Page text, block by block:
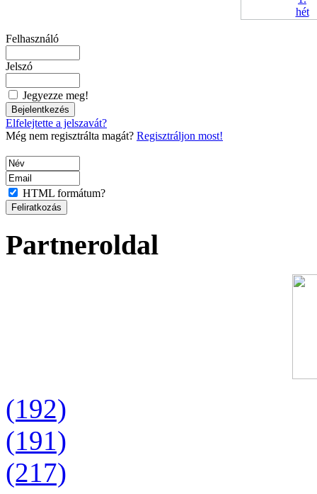
Felhasználó
Jelszó
Jegyezze meg!
Elfelejtette a jelszavát?
Még nem regisztrálta magát? Regisztráljon most!
HTML formátum?
Partneroldal
(192)
(191)
(217)